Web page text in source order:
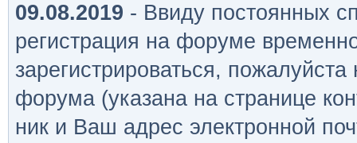
09.08.2019 - Ввиду постоянных
регистрация на форуме
зарегистрироваться,
форума (указана на странице
ник и Ваш адрес электронной